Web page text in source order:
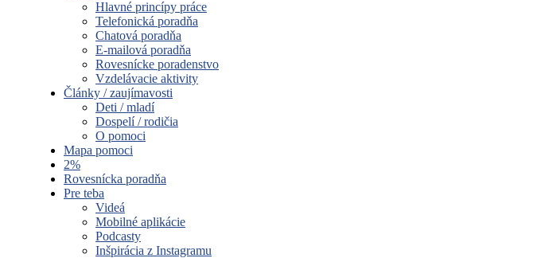
Hlavné princípy práce
Telefonická poradňa
Chatová poradňa
E-mailová poradňa
Rovesnícke poradenstvo
Vzdelávacie aktivity
Články / zaujímavosti
Deti / mladí
Dospelí / rodičia
O pomoci
Mapa pomoci
2%
Rovesnícka poradňa
Pre teba
Videá
Mobilné aplikácie
Podcasty
Inšpirácia z Instagramu